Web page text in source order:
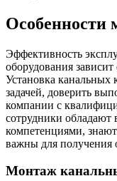
Особенности
Эффективность
оборудования
Установка канальных
задачей, доверить
компании с
сотрудники
компетенциями,
важны для получения
Монтаж